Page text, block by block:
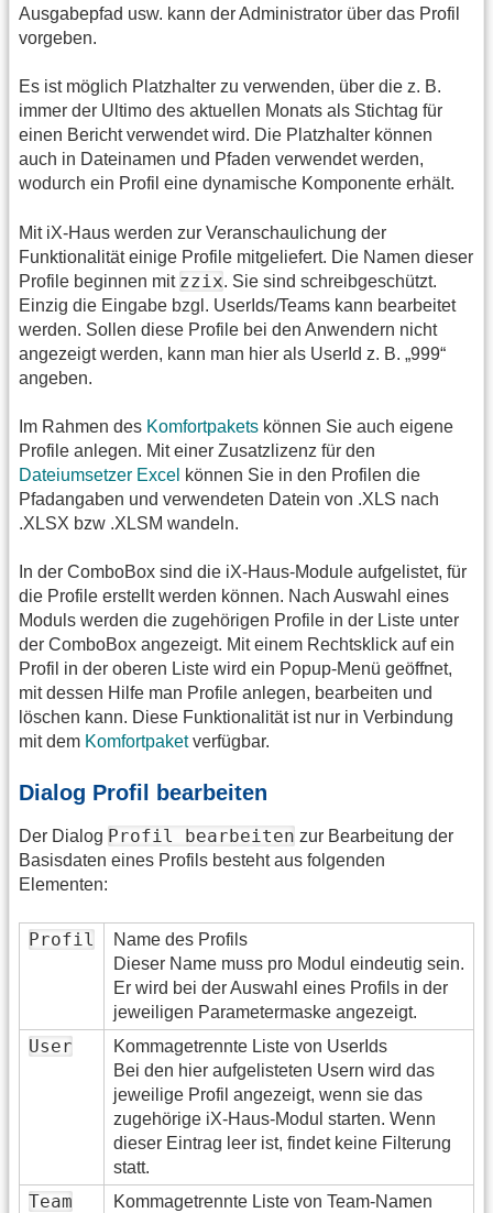
Ausgabepfad usw. kann der Administrator über das Profil
vorgeben.
Es ist möglich Platzhalter zu verwenden, über die z. B.
immer der Ultimo des aktuellen Monats als Stichtag für
einen Bericht verwendet wird. Die Platzhalter können
auch in Dateinamen und Pfaden verwendet werden,
wodurch ein Profil eine dynamische Komponente erhält.
Mit iX-Haus werden zur Veranschaulichung der
Funktionalität einige Profile mitgeliefert. Die Namen dieser
Profile beginnen mit zzix. Sie sind schreibgeschützt.
Einzig die Eingabe bzgl. UserIds/Teams kann bearbeitet
werden. Sollen diese Profile bei den Anwendern nicht
angezeigt werden, kann man hier als UserId z. B. „999“
angeben.
Im Rahmen des Komfortpakets können Sie auch eigene
Profile anlegen. Mit einer Zusatzlizenz für den
Dateiumsetzer Excel können Sie in den Profilen die
Pfadangaben und verwendeten Datein von .XLS nach
.XLSX bzw .XLSM wandeln.
In der ComboBox sind die iX-Haus-Module aufgelistet, für
die Profile erstellt werden können. Nach Auswahl eines
Moduls werden die zugehörigen Profile in der Liste unter
der ComboBox angezeigt. Mit einem Rechtsklick auf ein
Profil in der oberen Liste wird ein Popup-Menü geöffnet,
mit dessen Hilfe man Profile anlegen, bearbeiten und
löschen kann. Diese Funktionalität ist nur in Verbindung
mit dem Komfortpaketverfügbar.
Dialog Profil bearbeiten
Der Dialog Profil bearbeiten zur Bearbeitung der
Basisdaten eines Profils besteht aus folgenden
Elementen:
Profil
Name des Profils
Dieser Name muss pro Modul eindeutig sein.
Er wird bei der Auswahl eines Profils in der
jeweiligen Parametermaske angezeigt.
User
Kommagetrennte Liste von UserIds
Bei den hier aufgelisteten Usern wird das
jeweilige Profil angezeigt, wenn sie das
zugehörige iX-Haus-Modul starten. Wenn
dieser Eintrag leer ist, findet keine Filterung
statt.
Team
Kommagetrennte Liste von Team-Namen